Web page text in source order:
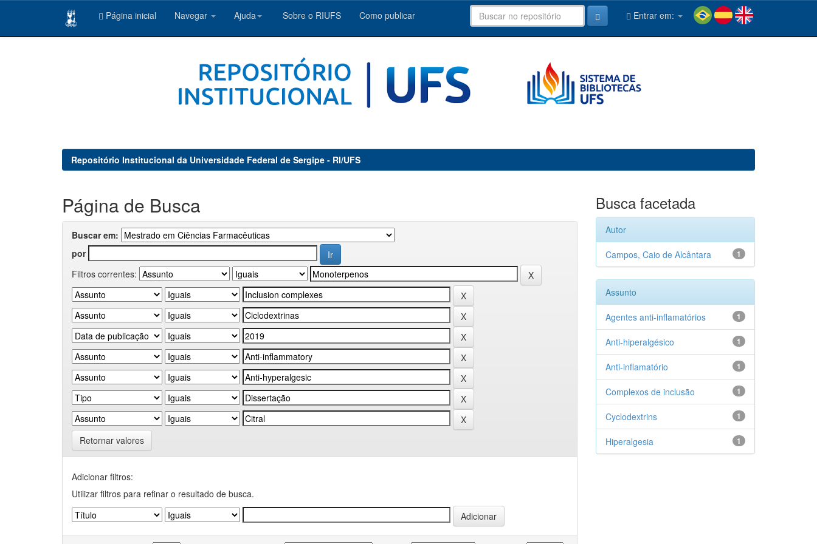
Página inicial Navegar Ajuda Sobre o RIUFS Como publicar Entrar em:
Repositório Institucional da Universidade Federal de Sergipe - RI/UFS
Página de Busca
Buscar em:
por
Filtros correntes:
Retornar valores
Adicionar filtros:
Utilizar filtros para refinar o resultado de busca.
Busca facetada
Autor
1
Campos, Caio de Alcântara
Assunto
1
Agentes anti-inflamatórios
1
Anti-hiperalgésico
1
Anti-inflamatório
1
Complexos de inclusão
1
Cyclodextrins
1
Hiperalgesia